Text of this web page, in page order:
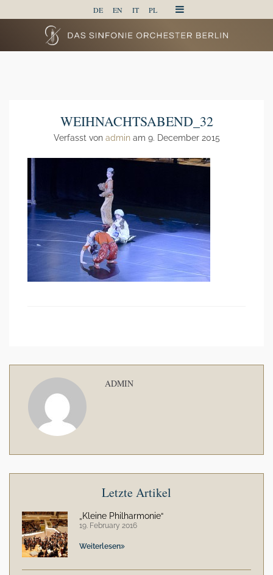
DE EN IT PL
WEIHNACHTSABEND_32
Verfasst von adminam 9. December 2015
ADMIN
Letzte Artikel
„Kleine Philharmonie“
19. February 2016
Weiterlesen